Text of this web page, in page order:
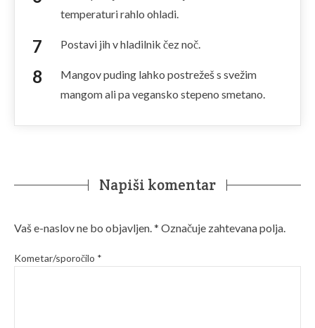
temperaturi rahlo ohladi.
Postavi jih v hladilnik čez noč.
Mangov puding lahko postrežeš s svežim
mangom ali pa vegansko stepeno smetano.
Napiši komentar
Vaš e-naslov ne bo objavljen.* Označuje zahtevana polja.
Kometar/sporočilo *